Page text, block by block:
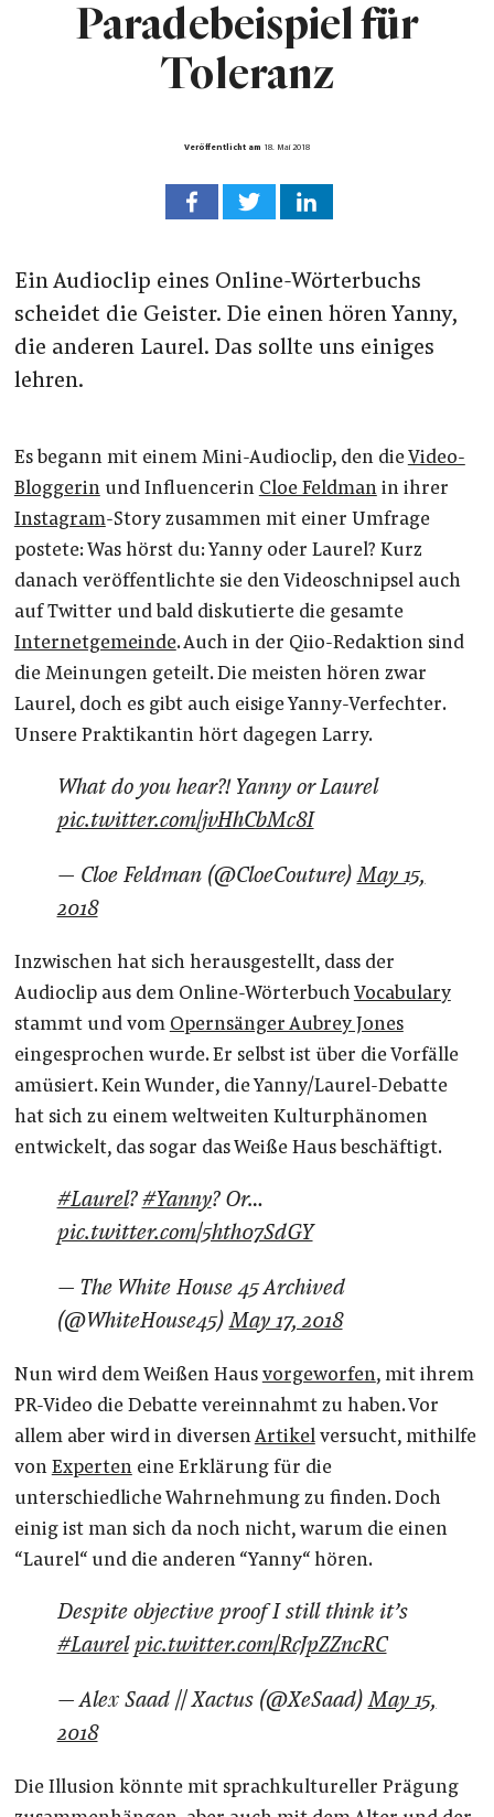
Paradebeispiel für
Toleranz
Veröffentlicht am 18. Mai 2018
Ein Audioclip eines Online-Wörterbuchs
scheidet die Geister. Die einen hören Yanny,
die anderen Laurel. Das sollte uns einiges
lehren.
Es begann mit einem Mini-Audioclip, den die Video-
Bloggerinund Influencerin Cloe Feldmanin ihrer
Instagram-Story zusammen mit einer Umfrage
postete: Was hörst du: Yanny oder Laurel? Kurz
danach veröffentlichte sie den Videoschnipsel auch
auf Twitter und bald diskutierte die gesamte
Internetgemeinde. Auch in der Qiio-Redaktion sind
die Meinungen geteilt. Die meisten hören zwar
Laurel, doch es gibt auch eisige Yanny-Verfechter.
Unsere Praktikantin hört dagegen Larry.
What do you hear?! Yanny or Laurel
pic.twitter.com/jvHhCbMc8I
— Cloe Feldman (@CloeCouture)May 15,
2018
Inzwischen hat sich herausgestellt, dass der
Audioclip aus dem Online-Wörterbuch Vocabulary
stammt und vom Opernsänger Aubrey Jones
eingesprochen wurde. Er selbst ist über die Vorfälle
amüsiert. Kein Wunder, die Yanny/Laurel-Debatte
hat sich zu einem weltweiten Kulturphänomen
entwickelt, das sogar das Weiße Haus beschäftigt.
#Laurel? #Yanny? Or…
pic.twitter.com/5hth07SdGY
— The White House 45 Archived
(@WhiteHouse45)May 17, 2018
Nun wird dem Weißen Haus vorgeworfen, mit ihrem
PR-Video die Debatte vereinnahmt zu haben. Vor
allem aber wird in diversenArtikelversucht, mithilfe
von Experteneine Erklärung für die
unterschiedliche Wahrnehmung zu finden. Doch
einig ist man sich da noch nicht, warum die einen
“Laurel“ und die anderen “Yanny“ hören.
Despite objective proof I still think it’s
#Laurel pic.twitter.com/RcJpZZncRC
— Alex Saad // Xactus (@XeSaad)May 15,
2018
Die Illusion könnte mit sprachkultureller Prägung